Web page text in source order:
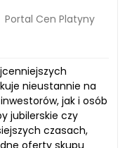
Portal Cen Platyny
nieustannie na
jak i osób
jubilerskie czy
czasach,
oferty skupu